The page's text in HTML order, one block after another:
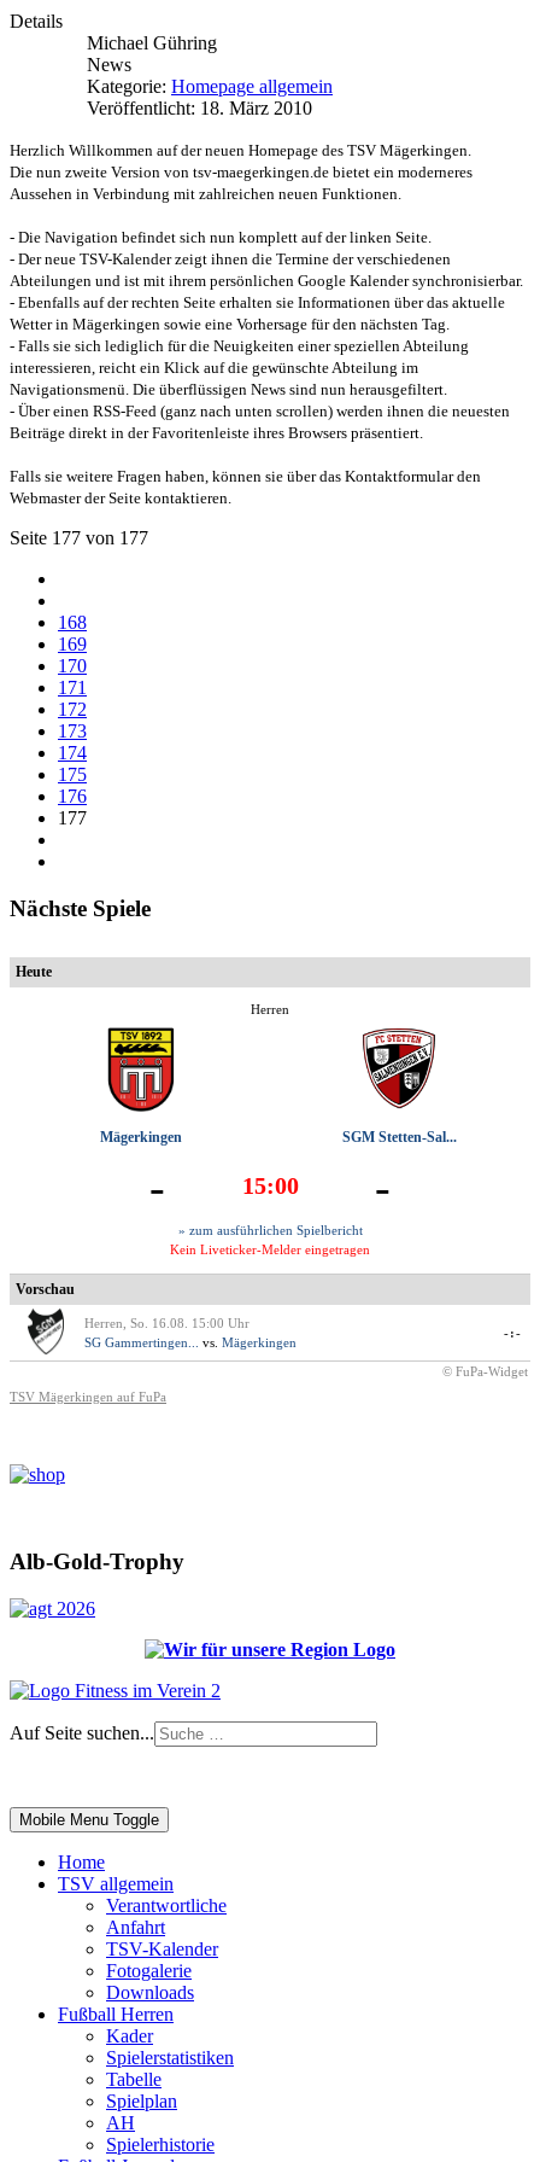
Details
Michael Gühring
News
Kategorie: Homepage allgemein
Veröffentlicht: 18. März 2010
Herzlich Willkommen auf der neuen Homepage des TSV Mägerkingen.
Die nun zweite Version von tsv-maegerkingen.de bietet ein moderneres
Aussehen in Verbindung mit zahlreichen neuen Funktionen.
- Die Navigation befindet sich nun komplett auf der linken Seite.
- Der neue TSV-Kalender zeigt ihnen die Termine der verschiedenen
Abteilungen und ist mit ihrem persönlichen Google Kalender synchronisierbar.
- Ebenfalls auf der rechten Seite erhalten sie Informationen über das aktuelle
Wetter in Mägerkingen sowie eine Vorhersage für den nächsten Tag.
- Falls sie sich lediglich für die Neuigkeiten einer speziellen Abteilung
interessieren, reicht ein Klick auf die gewünschte Abteilung im
Navigationsmenü. Die überflüssigen News sind nun herausgefiltert.
- Über einen RSS-Feed (ganz nach unten scrollen) werden ihnen die neuesten
Beiträge direkt in der Favoritenleiste ihres Browsers präsentiert.
Falls sie weitere Fragen haben, können sie über das Kontaktformular den
Webmaster der Seite kontaktieren.
Seite 177 von 177
168
169
170
171
172
173
174
175
176
177
Nächste Spiele
Heute
Herren
Mägerkingen SGM Stetten-Sal...
- 15:00 -
» zum ausführlichen Spielbericht
Kein Liveticker-Melder eingetragen
Vorschau
Herren, So. 16.08. 15:00 Uhr
SG Gammertingen...
vs. Mägerkingen
-:-
© FuPa-Widget
TSV Mägerkingen auf FuPa
Alb-Gold-Trophy
Auf Seite suchen...
Mobile Menu Toggle
Home
TSV allgemein
Verantwortliche
Anfahrt
TSV-Kalender
Fotogalerie
Downloads
Fußball Herren
Kader
Spielerstatistiken
Tabelle
Spielplan
AH
Spielerhistorie